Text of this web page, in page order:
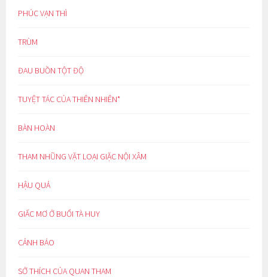
PHÚC VẠN THÌ
TRÙM
ĐAU BUỒN TỘT ĐỘ
TUYỆT TÁC CỦA THIÊN NHIÊN*
BÀN HOÀN
THAM NHŨNG VẶT LOẠI GIẶC NỘI XÂM
HẬU QUẢ
GIẤC MƠ Ở BUỔI TÀ HUY
CẢNH BÁO
SỞ THÍCH CỦA QUAN THAM